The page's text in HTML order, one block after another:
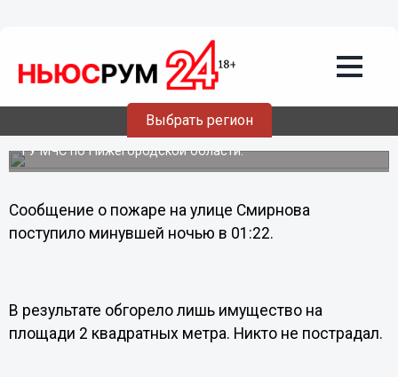
Выбрать регион
В Нижнем в результате поджога едва
не сгорела «Шаурма»
Две минуты потребовалось пожарным, чтобы
ликвидировать возгорание в киоске «Шаурма» в
Автозаводском районе Нижнего Новгорода, сообщает
ГУ МЧС по Нижегородской области.
Сообщение о пожаре на улице Смирнова
поступило минувшей ночью в 01:22.
В результате обгорело лишь имущество на
площади 2 квадратных метра. Никто не пострадал.